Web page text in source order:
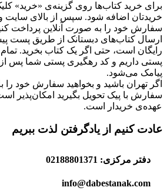
برای خرید کتاب‌ها روی گزینه‌ی «خرید»
خریدتان اضافه شود. سپس از بالای سایت
سفارش خود را به صورت آنلاین پرداخت
ارسال کتاب‌های دبستانک از طریق پست
رایگان است، حتی اگر یک کتاب بخرید.
پستی داریم و کد رهگیری پستی شما پس از
پیامک می‌شود.
اگر تهران باشید و بخواهید سفارش خود را
سفارش با پیک تحویل بگیرید امکان‌پذیر
عهده‌ی خریدار است.
عادت کنیم از یادگرفتن لذت ببریم
دفتر مرکزی: 02188801371
info@dabestanak.com